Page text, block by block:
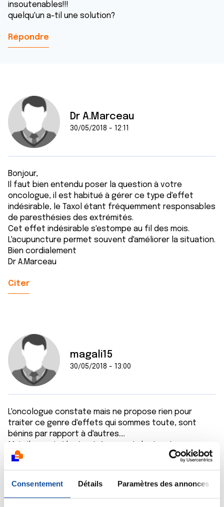
Consentement Détails Paramètres des annonces
insoutenables!!!
quelqu'un a-til une solution?
Répondre
Dr A.Marceau
30/05/2018 - 12:11
Bonjour,
Il faut bien entendu poser la question à votre
oncologue, il est habitué à gérer ce type d'effet
indésirable, le Taxol étant fréquemment responsables
de paresthésies des extrémités.
Cet effet indésirable s'estompe au fil des mois.
L'acupuncture permet souvent d'améliorer la situation.
Bien cordialement
Dr A.Marceau
Citer
magali15
30/05/2018 - 13:00
L'oncologue constate mais ne propose rien pour
traiter ce genre d'effets qui sommes toute, sont
bénins par rapport à d'autres....